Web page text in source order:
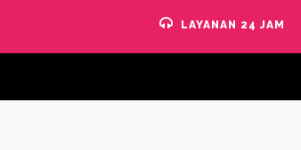
LAYANAN 24 JAM